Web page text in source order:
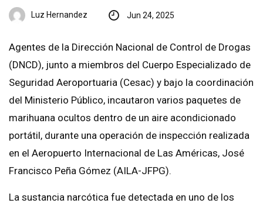
Luz Hernandez Jun 24, 2025
Agentes de la Dirección Nacional de Control de Drogas
(DNCD), junto a miembros del Cuerpo Especializado de
Seguridad Aeroportuaria (Cesac) y bajo la coordinación
del Ministerio Público, incautaron varios paquetes de
marihuana ocultos dentro de un aire acondicionado
portátil, durante una operación de inspección realizada
en el Aeropuerto Internacional de Las Américas, José
Francisco Peña Gómez (AILA-JFPG).
La sustancia narcótica fue detectada en uno de los